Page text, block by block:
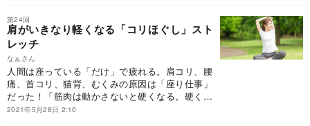
流が悪くなり、コリが生まれる」から。硬くなっ
た筋肉を徹底的にほぐし、コリをとる。それには
ストレッチしかない。
第24回
肩がいきなり軽くなる「コリほぐし」スト
レッチ
なぁさん
人間は座っている「だけ」で疲れる。肩コリ、腰
痛、首コリ、猫背、むくみの原因は「座り仕事」
だった！「筋肉は動かさないと硬くなる。硬くな
ると、血流が悪くなり、コリが生まれる」。硬く
2021年5月28日 2:10